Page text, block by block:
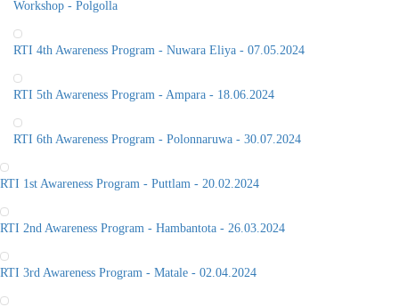
Workshop - Polgolla
RTI 4th Awareness Program - Nuwara Eliya - 07.05.2024
RTI 5th Awareness Program - Ampara - 18.06.2024
RTI 6th Awareness Program - Polonnaruwa - 30.07.2024
RTI 1st Awareness Program - Puttlam - 20.02.2024
RTI 2nd Awareness Program - Hambantota - 26.03.2024
RTI 3rd Awareness Program - Matale - 02.04.2024